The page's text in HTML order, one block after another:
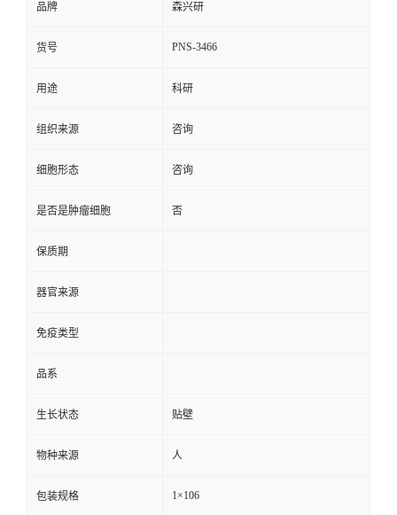
品牌 森兴研
货号 PNS-3466
用途 科研
组织来源 咨询
细胞形态 咨询
是否是肿瘤细胞 否
保质期
器官来源
免疫类型
品系
生长状态 贴壁
物种来源 人
包装规格 1×106